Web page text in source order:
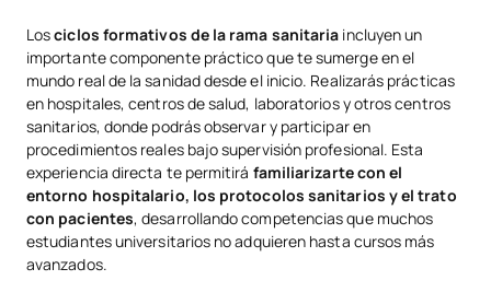
Losciclos formativos de la rama sanitaria incluyen un
importante componente práctico que te sumerge en el
mundo real de la sanidad desde el inicio. Realizarás prácticas
en hospitales, centros de salud, laboratorios y otros centros
sanitarios, donde podrás observar y participar en
procedimientos reales bajo supervisión profesional. Esta
experiencia directa te permitirá familiarizarte con el
entorno hospitalario, los protocolos sanitarios y el trato
con pacientes, desarrollando competencias que muchos
estudiantes universitarios no adquieren hasta cursos más
avanzados.